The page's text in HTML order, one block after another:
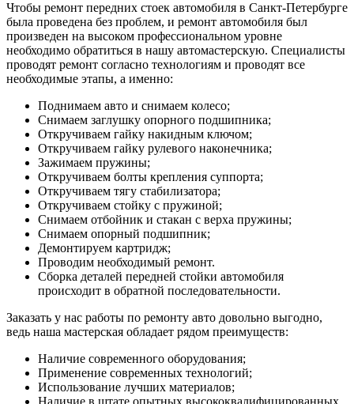
Чтобы ремонт передних стоек автомобиля в Санкт-Петербурге
была проведена без проблем, и ремонт автомобиля был
произведен на высоком профессиональном уровне
необходимо обратиться в нашу автомастерскую. Специалисты
проводят ремонт согласно технологиям и проводят все
необходимые этапы, а именно:
Поднимаем авто и снимаем колесо;
Снимаем заглушку опорного подшипника;
Откручиваем гайку накидным ключом;
Откручиваем гайку рулевого наконечника;
Зажимаем пружины;
Откручиваем болты крепления суппорта;
Откручиваем тягу стабилизатора;
Откручиваем стойку с пружиной;
Снимаем отбойник и стакан с верха пружины;
Снимаем опорный подшипник;
Демонтируем картридж;
Проводим необходимый ремонт.
Сборка деталей передней стойки автомобиля
происходит в обратной последовательности.
Заказать у нас работы по ремонту авто довольно выгодно,
ведь наша мастерская обладает рядом преимуществ:
Наличие современного оборудования;
Применение современных технологий;
Использование лучших материалов;